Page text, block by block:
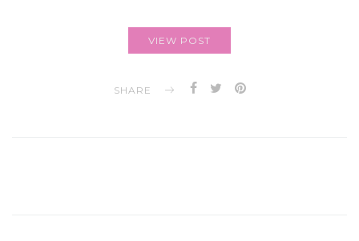
VIEW POST
SHARE